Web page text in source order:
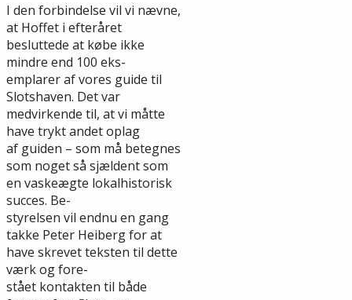
I den forbindelse vil vi nævne,
at Hoffet i efteråret
besluttede at købe ikke
mindre end 100 eks-
emplarer af vores guide til
Slotshaven. Det var
medvirkende til, at vi måtte
have trykt andet oplag
af guiden – som må betegnes
som noget så sjældent som
en vaskeægte lokalhistorisk
succes. Be-
styrelsen vil endnu en gang
takke Peter Heiberg for at
have skrevet teksten til dette
værk og fore-
stået kontakten til både